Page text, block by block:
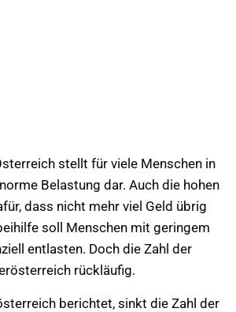
stellt für viele Menschen in
Belastung dar. Auch die hohen
dass nicht mehr viel Geld übrig
soll Menschen mit geringem
entlasten. Doch die Zahl der
rückläufig.
berichtet, sinkt die Zahl der